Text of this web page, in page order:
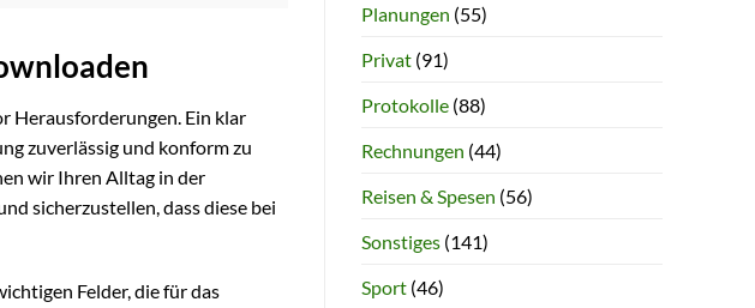
Herausforderungen. Ein klar
zuverlässig und konform zu
wir Ihren Alltag in der
sicherzustellen, dass diese bei
Felder, die für das
Planungen (55)
Privat(91)
Protokolle(88)
Rechnungen (44)
Reisen & Spesen (56)
Sonstiges(141)
Sport(46)